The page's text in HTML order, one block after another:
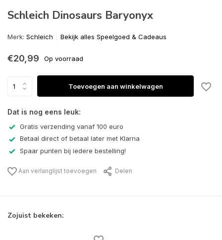
Schleich Dinosaurs Baryonyx
Merk: Schleich Bekijk alles Speelgoed & Cadeaus
€20,99 Op voorraad
Toevoegen aan winkelwagen
Dat is nog eens leuk:
Gratis verzending vanaf 100 euro
Betaal direct of betaal later met Klarna
Spaar punten bij iedere bestelling!
Aan verlanglijst toevoegen Delen
Zojuist bekeken: